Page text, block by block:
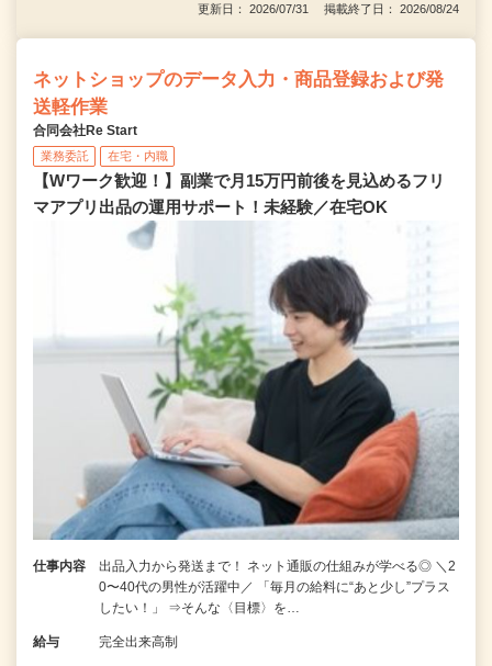
更新日： 2026/07/31 掲載終了日： 2026/08/24
ネットショップのデータ入力・商品登録および発
送軽作業
合同会社Re Start
業務委託 在宅・内職
【Wワーク歓迎！】副業で月15万円前後を見込めるフリ
マアプリ出品の運用サポート！未経験／在宅OK
仕事内容
出品入力から発送まで！ ネット通販の仕組みが学べる◎ ＼2
0〜40代の男性が活躍中／ 「毎月の給料に“あと少し”プラス
したい！」 ⇒そんな〈目標〉を…
給与 完全出来高制